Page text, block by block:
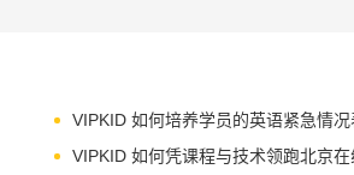
VIPKID 如何培养学员的英语紧急情况
VIPKID 如何凭课程与技术领跑北京在